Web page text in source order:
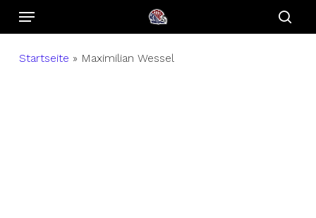
SkipMenu
Startseite » Maximilian Wessel